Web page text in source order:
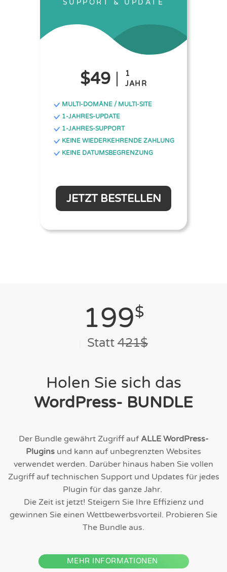
SUPPORT & UPDATE
$49
1
JAHR
MULTI-DOMÄNE / MULTI-SITE
1-JAHRES-UPDATE
1-JAHRES-SUPPORT
KEINE WIEDERKEHRENDE ZAHLUNG
KEINE DATUMSBEGRENZUNG
JETZT BESTELLEN
199$
Statt 421$
Holen Sie sich das
WordPress- BUNDLE
Der Bundle gewährt Zugriff aufALLE WordPress-
Plugins und kann auf unbegrenzten Websites
verwendet werden. Darüber hinaus haben Sie vollen
Zugriff auf technischen Support und Updates für jedes
Plugin für das ganze Jahr.
Die Zeit ist jetzt! Steigern Sie Ihre Effizienz und
gewinnen Sie einen Wettbewerbsvorteil. Probieren Sie
The Bundle aus.
MEHR INFORMATIONEN